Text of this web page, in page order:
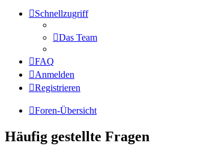
Schnellzugriff
Das Team
FAQ
Anmelden
Registrieren
Foren-Übersicht
Häufig gestellte Fragen